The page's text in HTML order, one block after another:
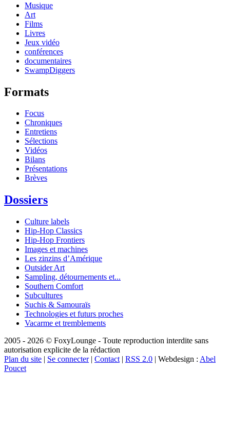
Musique
Art
Films
Livres
Jeux vidéo
conférences
documentaires
SwampDiggers
Formats
Focus
Chroniques
Entretiens
Sélections
Vidéos
Bilans
Présentations
Brèves
Dossiers
Culture labels
Hip-Hop Classics
Hip-Hop Frontiers
Images et machines
Les zinzins d’Amérique
Outsider Art
Sampling, détournements et...
Southern Comfort
Subcultures
Suchis & Samouraïs
Technologies et futurs proches
Vacarme et tremblements
2005 - 2026 © FoxyLounge - Toute reproduction interdite sans
autorisation explicite de la rédaction
Plan du site | Se connecter| Contact | RSS 2.0 | Webdesign : Abel
Poucet